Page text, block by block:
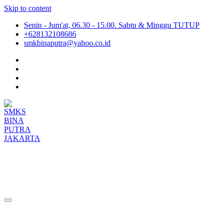
Skip to content
Senin - Jum'at, 06.30 - 15.00. Sabtu & Minggu TUTUP
+628132108686
smkbinaputra@yahoo.co.id